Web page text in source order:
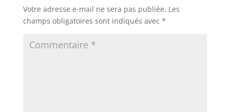
Votre adresse e-mail ne sera pas publiée. Les
champs obligatoires sont indiqués avec *